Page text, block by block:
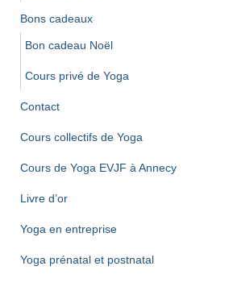
Bons cadeaux
Bon cadeau Noël
Cours privé de Yoga
Contact
Cours collectifs de Yoga
Cours de Yoga EVJF à Annecy
Livre d’or
Yoga en entreprise
Yoga prénatal et postnatal